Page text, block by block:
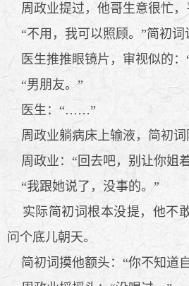
周政业提过，他哥生意很忙，
“不用，我可以照顾。”简初词
医生推推眼镜片，审视似的：
“男朋友。”
医生：“……”
周政业躺病床上输液，简初词
周政业：“回去吧，别让你姐
“我跟她说了，没事的。”
实际简初词根本没提，他不
问个底儿朝天。
简初词摸他额头：“你不知道